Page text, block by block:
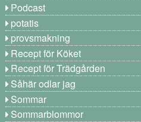
Podcast
potatis
provsmakning
Recept för Köket
Recept för Trädgården
Såhär odlar jag
Sommar
Sommarblommor